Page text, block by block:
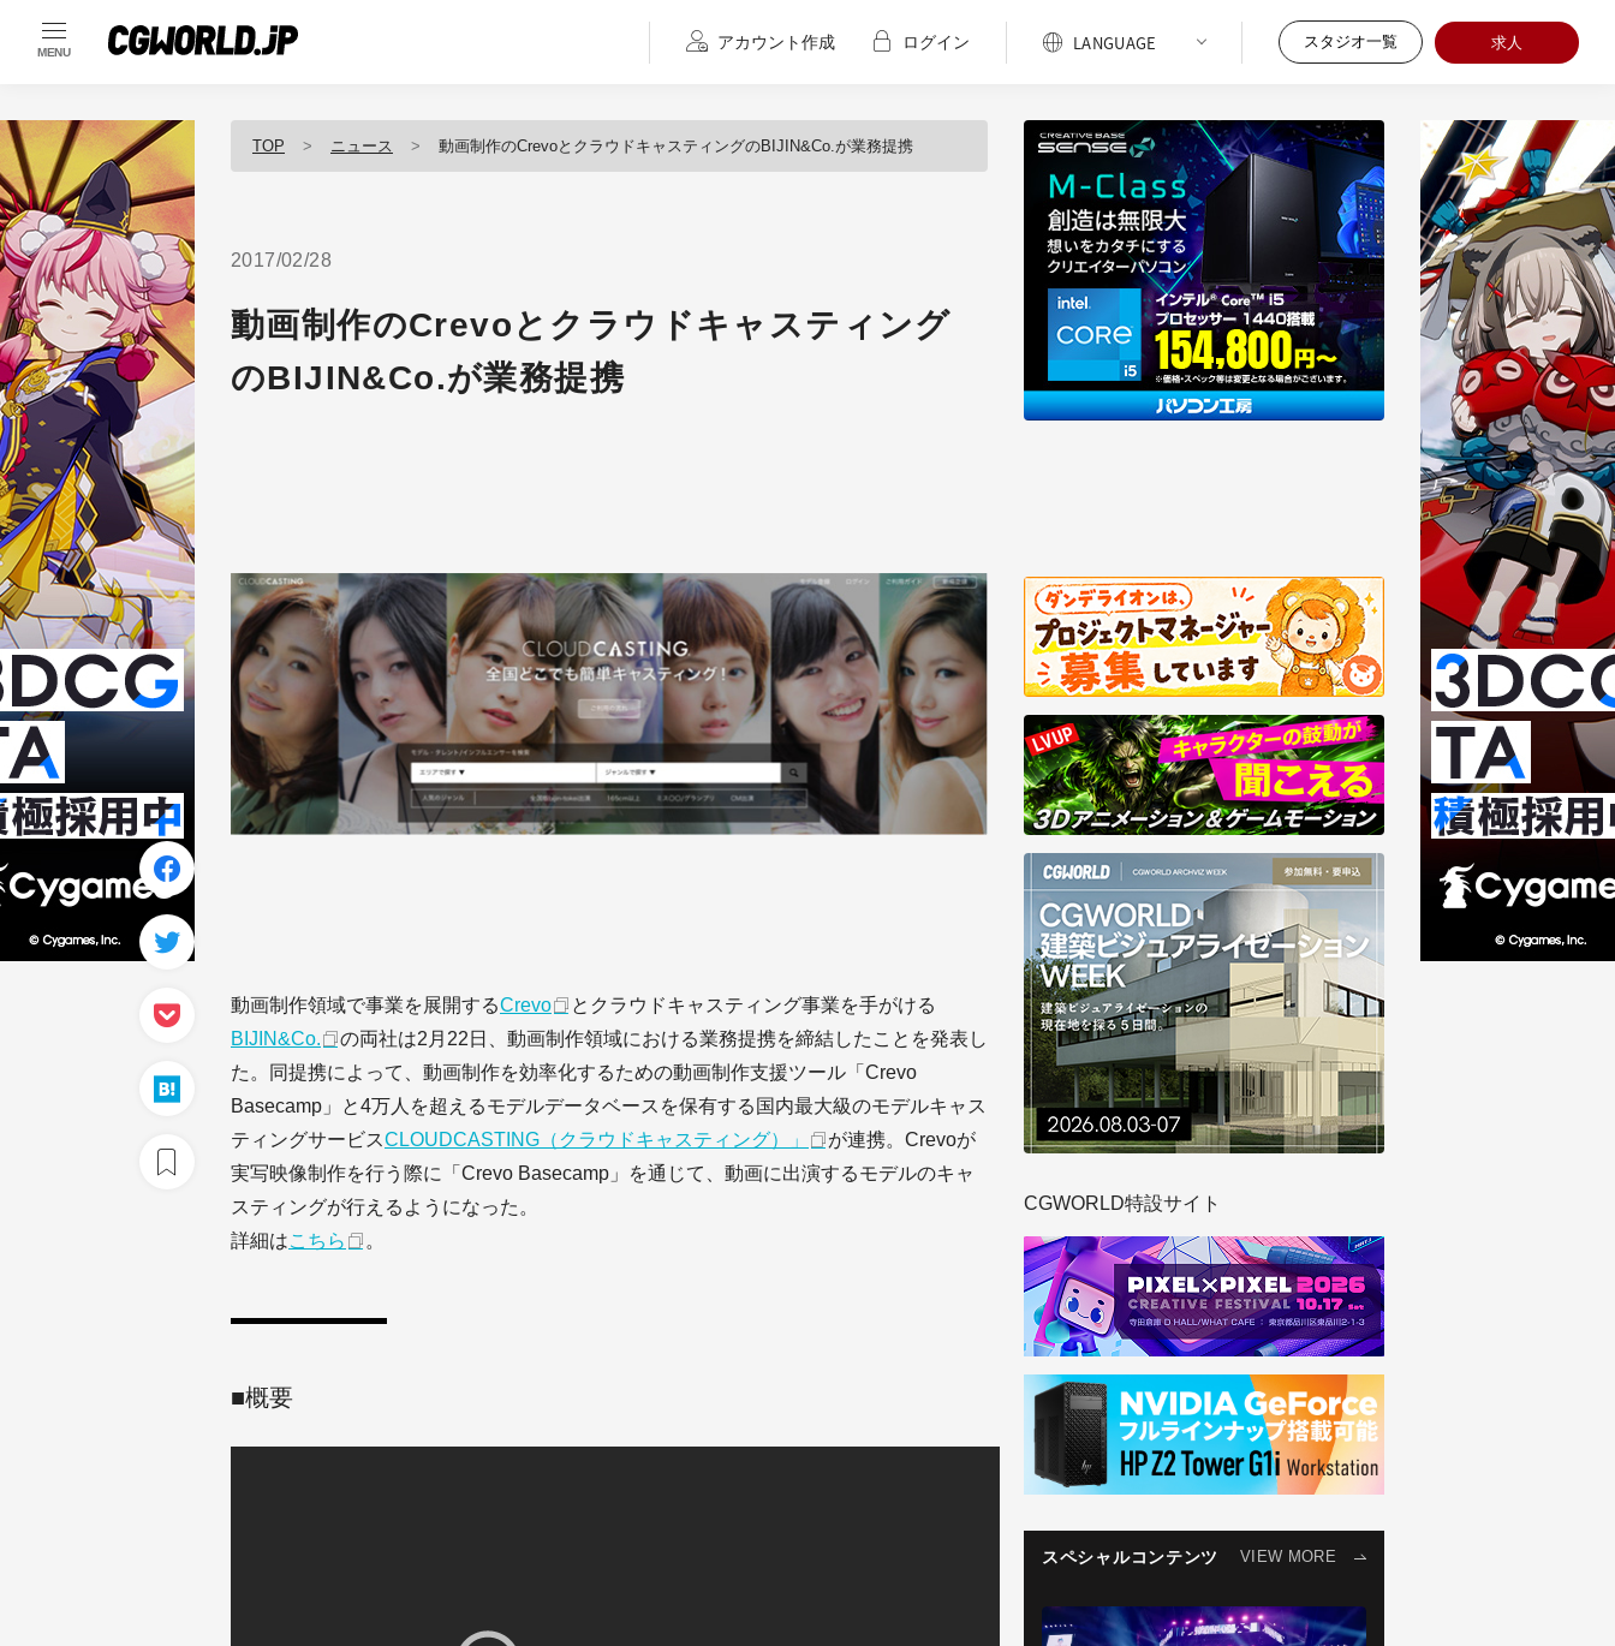
MENU
アカウント作成 ログイン スタジオ一覧 求人
TOP ニュース 動画制作のCrevoとクラウドキャスティングのBIJIN&Co.が業務提携
2017/02/28
動画制作のCrevoとクラウドキャスティング
のBIJIN&Co.が業務提携
動画制作領域で事業を展開するCrevo
とクラウドキャスティング事業を手がける
BIJIN&Co.
の両社は2月22日、動画制作領域における業務提携を締結したことを発表し
た。同提携によって、動画制作を効率化するための動画制作支援ツール「Crevo
Basecamp」と4万人を超えるモデルデータベースを保有する国内最大級のモデルキャス
ティングサービスCLOUDCASTING（クラウドキャスティング）」
が連携。Crevoが
実写映像制作を行う際に「Crevo Basecamp」を通じて、動画に出演するモデルのキャ
スティングが行えるようになった。
詳細はこちら 。
■概要
CGWORLD特設サイト
スペシャルコンテンツ VIEW MORE